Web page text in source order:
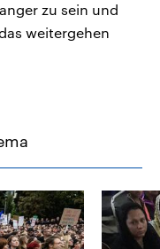
zu sein und
weitergehen